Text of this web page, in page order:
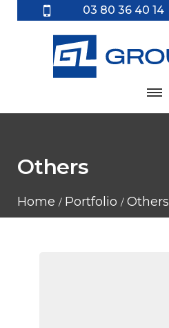
03 80 36 40 14
Others
Home Portfolio Others